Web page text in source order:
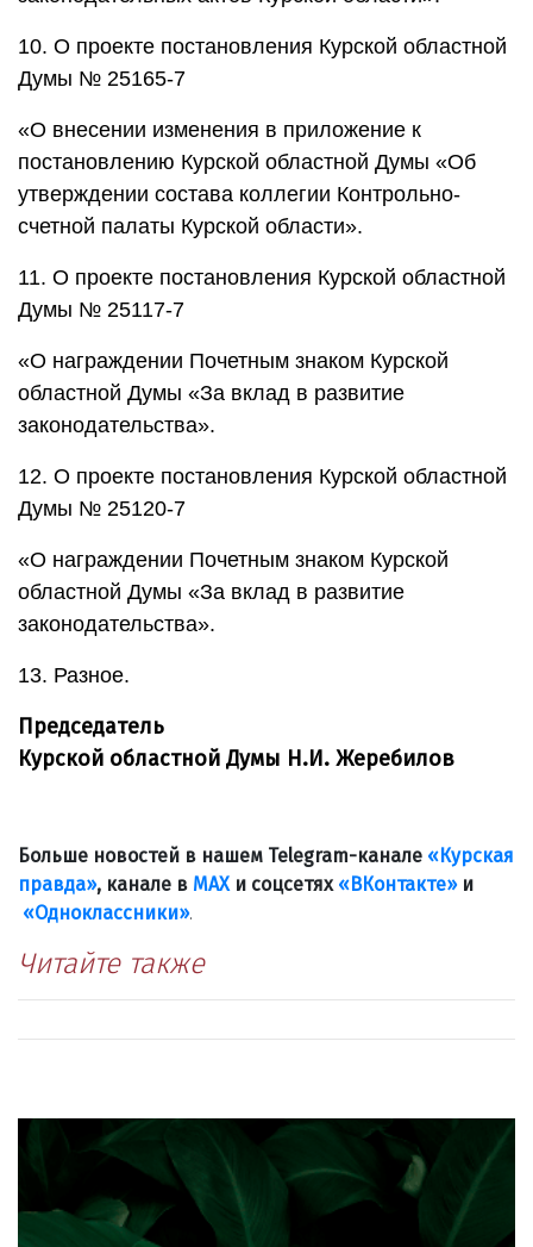
10. О проекте постановления Курской областной
Думы № 25165-7
«О внесении изменения в приложение к
постановлению Курской областной Думы «Об
утверждении состава коллегии Контрольно-
счетной палаты Курской области».
11. О проекте постановления Курской областной
Думы № 25117-7
«О награждении Почетным знаком Курской
областной Думы «За вклад в развитие
законодательства».
12. О проекте постановления Курской областной
Думы № 25120-7
«О награждении Почетным знаком Курской
областной Думы «За вклад в развитие
законодательства».
13. Разное.
Председатель
Курской областной Думы Н.И. Жеребилов
Больше новостей в нашем Telegram-канале «Курская
правда», канале в МАХи соцсетях «ВКонтакте»и
«Одноклассники».
Читайте также